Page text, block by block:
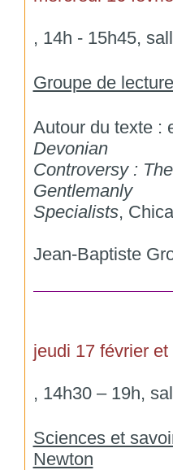
, 14h - 15h45,
Groupe de
Autour du texte :
Devonian
Controversy :
Gentlemanly
Specialists,
Jean-Baptiste
jeudi 17 février
, 14h30 – 19h,
Sciences et
Newton